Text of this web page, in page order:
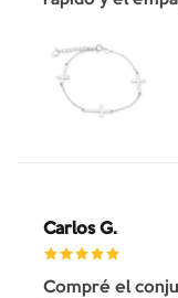
Carlos G.
Compré el